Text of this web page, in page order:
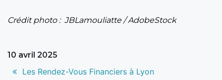
Crédit photo : JBLamouliatte / AdobeStock
10 avril 2025
Navigation
Article
Les Rendez-Vous Financiers à Lyon